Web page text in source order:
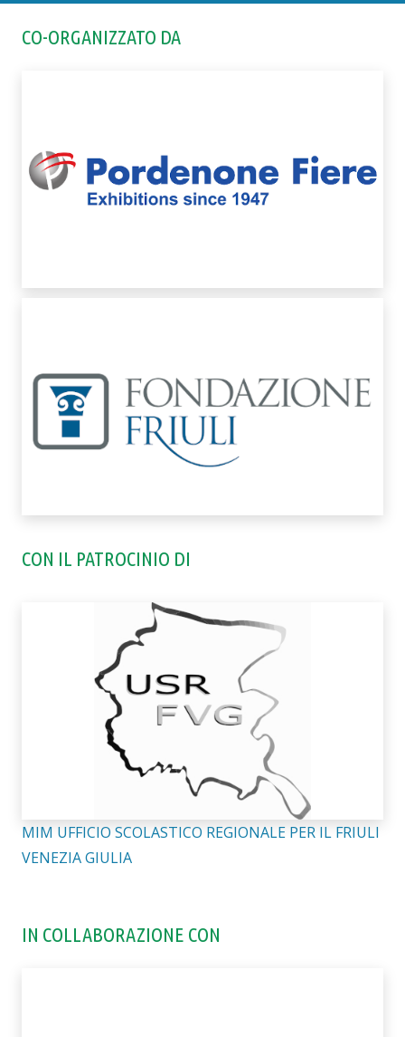
CO-ORGANIZZATO DA
CON IL PATROCINIO DI
MIM UFFICIO SCOLASTICO REGIONALE PER IL FRIULI
VENEZIA GIULIA
IN COLLABORAZIONE CON